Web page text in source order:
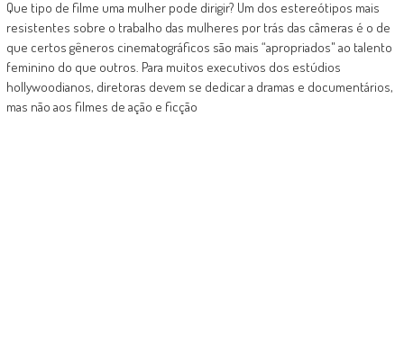
Que tipo de filme uma mulher pode dirigir? Um dos estereótipos mais
resistentes sobre o trabalho das mulheres por trás das câmeras é o de
que certos gêneros cinematográficos são mais “apropriados" ao talento
feminino do que outros. Para muitos executivos dos estúdios
hollywoodianos, diretoras devem se dedicar a dramas e documentários,
mas não aos filmes de ação e ficção